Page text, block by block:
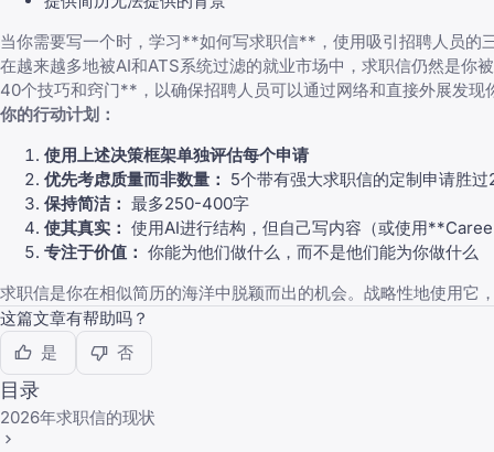
当你需要写一个时，学习**如何写求职信**，使用吸引招聘人员的
在越来越多地被AI和ATS系统过滤的就业市场中，求职信仍然是
40个技巧和窍门**，以确保招聘人员可以通过网络和直接外展发现
你的行动计划：
使用上述决策框架单独评估每个申请
优先考虑质量而非数量： 5个带有强大求职信的定制申请胜
保持简洁： 最多250-400字
使其真实： 使用AI进行结构，但自己写内容（或使用**
专注于价值： 你能为他们做什么，而不是他们能为你做什么
求职信是你在相似简历的海洋中脱颖而出的机会。战略性地使用它
这篇文章有帮助吗？
是
否
目录
2026年求职信的现状